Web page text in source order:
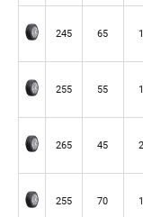
245 65
255 55
265 45
255 70